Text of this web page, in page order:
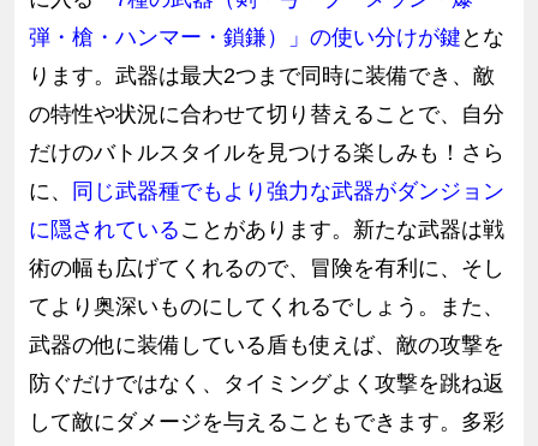
弾・槍・ハンマー・鎖鎌）」の使い分けが鍵 とな
ります。武器は最大2つまで同時に装備でき、敵
の特性や状況に合わせて切り替えることで、自分
だけのバトルスタイルを見つける楽しみも！さら
に、
同じ武器種でもより強力な武器がダンジョン
に隠されている ことがあります。新たな武器は戦
術の幅も広げてくれるので、冒険を有利に、そし
てより奥深いものにしてくれるでしょう。また、
武器の他に装備している盾も使えば、敵の攻撃を
防ぐだけではなく、タイミングよく攻撃を跳ね返
して敵にダメージを与えることもできます。多彩